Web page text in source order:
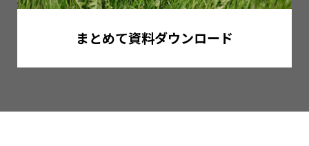
まとめて資料ダウンロード